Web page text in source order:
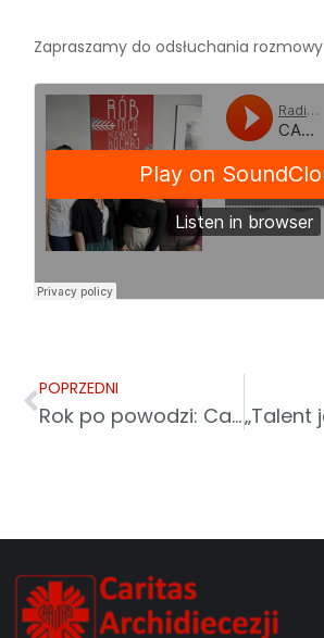
Zapraszamy do odsłuchania rozmowy
POPRZEDNI
Rok po powodzi: Caritas Polska prezentuje raport z działań pomocowych